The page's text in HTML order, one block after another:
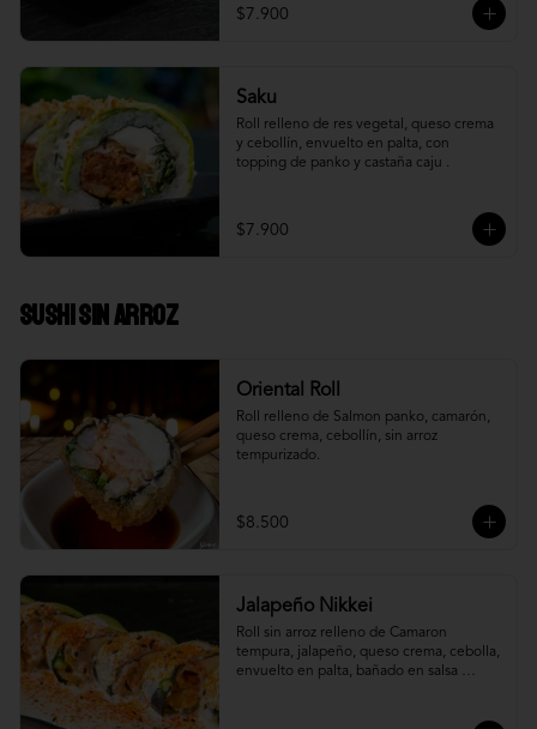
$7.900
Saku
Roll relleno de res vegetal, queso crema
y cebollín, envuelto en palta, con
topping de panko y castaña caju .
$7.900
Sushi Sin Arroz
Oriental Roll
Roll relleno de Salmon panko, camarón,
queso crema, cebollín, sin arroz
tempurizado.
$8.500
Jalapeño Nikkei
Roll sin arroz relleno de Camaron
tempura, jalapeño, queso crema, cebolla,
envuelto en palta, bañado en salsa